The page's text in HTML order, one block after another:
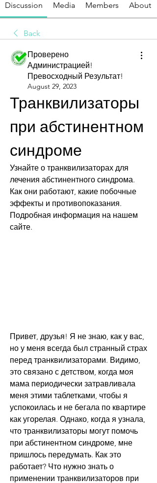
Discussion Media Members About
Back
Проверено
Администрацией!
Превосходный Результат!
August 29, 2023
Транквилизаторы
при абстинентном
синдроме
Узнайте о транквилизаторах для
лечения абстинентного синдрома.
Как они работают, какие побочные
эффекты и противопоказания.
Подробная информация на нашем
сайте.
Привет, друзья! Я не знаю, как у вас,
но у меня всегда был странный страх
перед транквилизаторами. Видимо,
это связано с детством, когда моя
мама периодически затравливала
меня этими таблетками, чтобы я
успокоилась и не бегала по квартире
как угорелая. Однако, когда я узнала,
что транквилизаторы могут помочь
при абстинентном синдроме, мне
пришлось передумать. Как это
работает? Что нужно знать о
применении транквилизаторов при